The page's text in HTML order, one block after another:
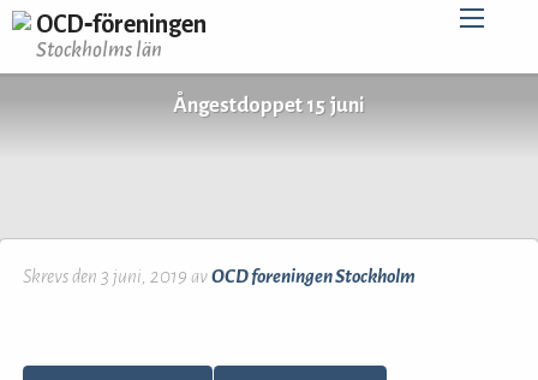
OCD‑föreningen
Stockholms län
Ångestdoppet 15 juni
Skrevs den 3 juni, 2019 avOCD foreningen Stockholm